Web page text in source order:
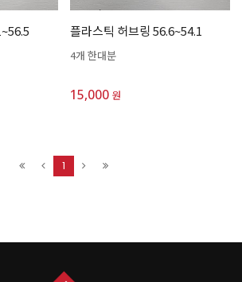
플라스틱 허브링 56.6~54.1
4개 한대분
15,000 원
1